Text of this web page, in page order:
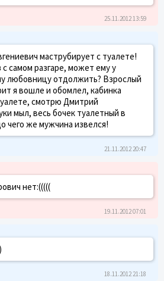
25.11.2012 13:59
маструбирует с туалете!
самом разгаре, может ему у
любовницу отдолжить? Взрослый
я вошле и обомлел, кабинка
смотрю Дмитрий
мыл, весь бочек туалетный в
чего же мужчина извелся!
21.11.2012 20:47
нет:(((((
19.11.2012 07:01
18.11.2012 21:18